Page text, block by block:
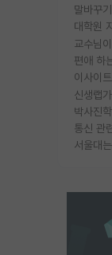
말바꾸
대학원
교수님
편애 하
이사이
신생랩
통신 관
서울대